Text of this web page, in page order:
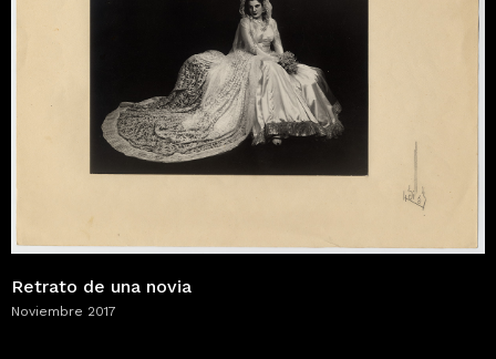
Retrato de una novia
Noviembre 2017